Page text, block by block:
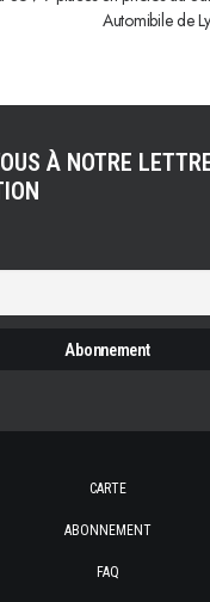
Automibile de
À NOTRE
CARTE
ABONNEMENT
FAQ